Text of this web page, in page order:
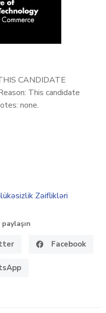
CANDIDATE
This candidate
none.
Zəiflikləri
Facebook